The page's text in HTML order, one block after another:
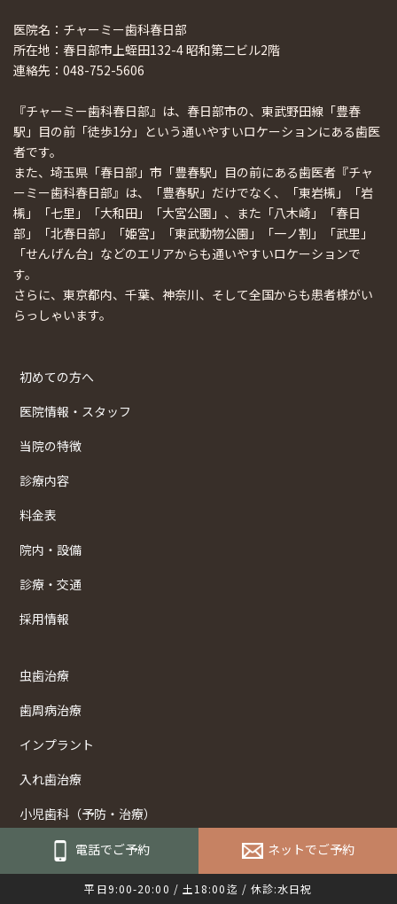
医院名：チャーミー歯科春日部
所在地：春日部市上蛭田132-4 昭和第二ビル2階
連絡先：048-752-5606
『チャーミー歯科春日部』は、春日部市の、東武野田線「豊春
駅」目の前「徒歩1分」という通いやすいロケーションにある歯医
者です。
また、埼玉県「春日部」市「豊春駅」目の前にある歯医者『チャ
ーミー歯科春日部』は、「豊春駅」だけでなく、「東岩槻」「岩
槻」「七里」「大和田」「大宮公園」、また「八木崎」「春日
部」「北春日部」「姫宮」「東武動物公園」「一ノ割」「武里」
「せんげん台」などのエリアからも通いやすいロケーションで
す。
さらに、東京都内、千葉、神奈川、そして全国からも患者様がい
らっしゃいます。
初めての方へ
医院情報・スタッフ
当院の特徴
診療内容
料金表
院内・設備
診療・交通
採用情報
虫歯治療
歯周病治療
インプラント
入れ歯治療
小児歯科（予防・治療）
咬み合わせの治療
歯ぎしり・食いしばり治療
電話でご予約 ネットでご予約
平日9:00-20:00 / 土18:00迄 / 休診:水日祝